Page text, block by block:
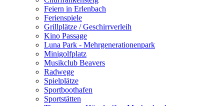
Feiern in Erlenbach
Ferienspiele
Grillplätze / Geschirrverleih
Kino Passage
Luna Park - Mehrgenerationenpark
Minigolfplatz
Musikclub Beavers
Radwege
Spielplätze
Sportboothafen
Sportstätten